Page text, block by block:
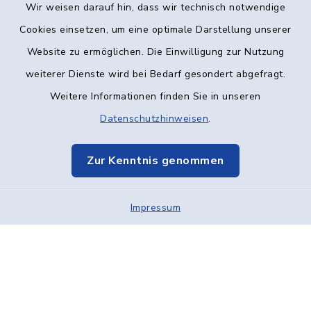
Wir weisen darauf hin, dass wir technisch notwendige
Cookies einsetzen, um eine optimale Darstellung unserer
Website zu ermöglichen. Die Einwilligung zur Nutzung
weiterer Dienste wird bei Bedarf gesondert abgefragt.
Weitere Informationen finden Sie in unseren
Datenschutzhinweisen.
Zur Kenntnis genommen
Impressum
Kontakt
Datenschutz
Elektronische Kommunikation
Sitemap